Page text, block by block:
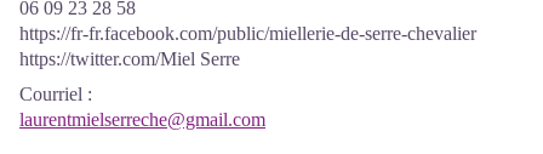
06 09 23 28 58
https://fr-fr.facebook.com/public/miellerie-de-serre-chevalier
https://twitter.com/Miel Serre
Courriel :
laurentmielserreche@gmail.com